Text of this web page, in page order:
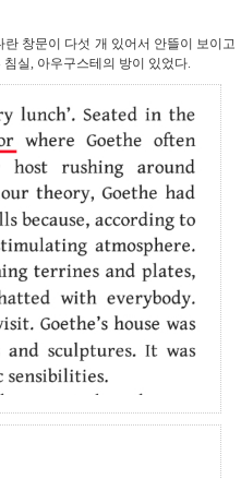
란 창문이 다섯 개 있어서 안뜰이 보이고
침실, 아우구스테의 방이 있었다.